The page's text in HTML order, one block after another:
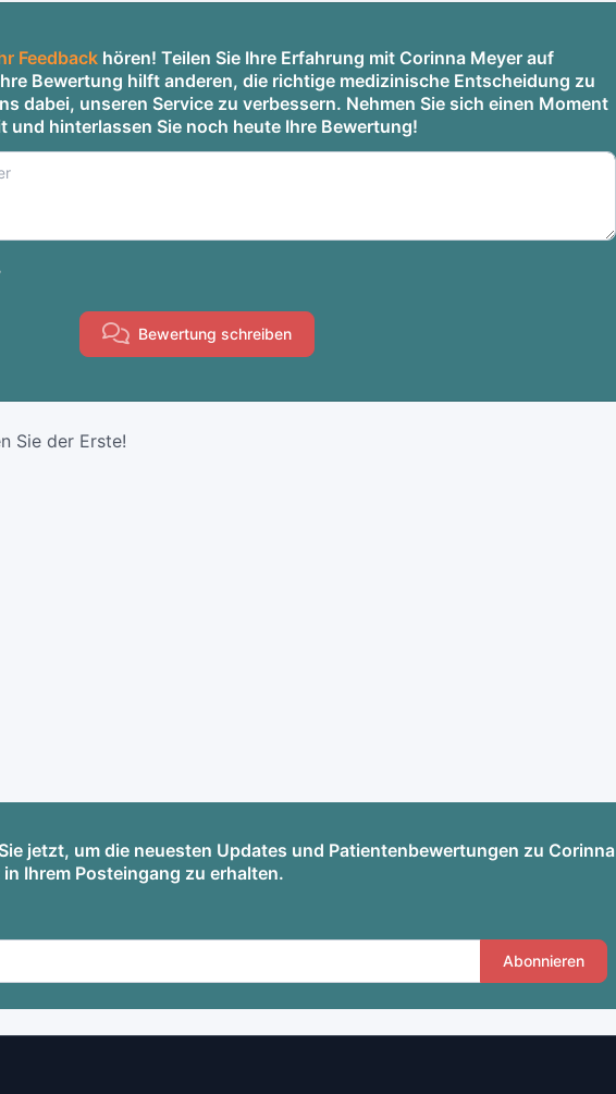
Feedbackhören! Teilen Sie Ihre Erfahrung mit Corinna Meyer auf
Bewertung hilft anderen, die richtige medizinische Entscheidung zu
dabei, unseren Service zu verbessern. Nehmen Sie sich einen Moment
und hinterlassen Sie noch heute Ihre Bewertung!
Bewertung schreiben
Sie der Erste!
jetzt, um die neuesten Updates und Patientenbewertungen zu Corinna
Ihrem Posteingang zu erhalten.
Abonnieren